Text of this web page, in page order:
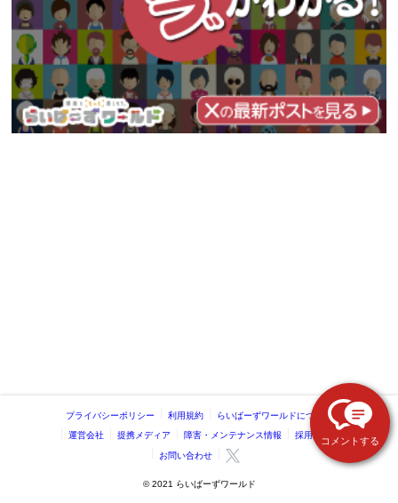
コメントする
プライバシーポリシー 利用規約 らいばーずワールドについて
運営会社 提携メディア 障害・メンテナンス情報 採用情報
お問い合わせ
©️ 2021 らいばーずワールド